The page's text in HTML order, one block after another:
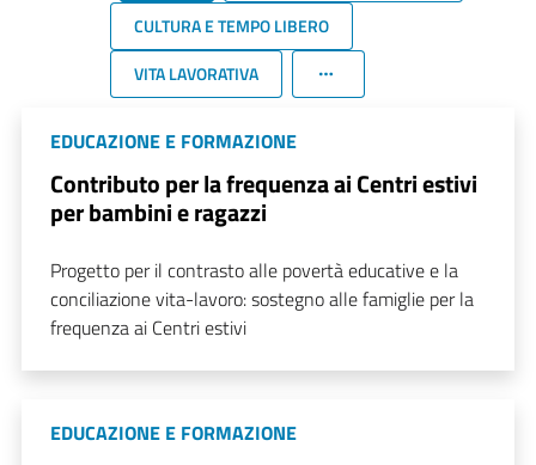
CULTURA E TEMPO LIBERO
VITA LAVORATIVA
EDUCAZIONE E FORMAZIONE
Contributo per la frequenza ai Centri estivi
per bambini e ragazzi
Progetto per il contrasto alle povertà educative e la
conciliazione vita-lavoro: sostegno alle famiglie per la
frequenza ai Centri estivi
EDUCAZIONE E FORMAZIONE